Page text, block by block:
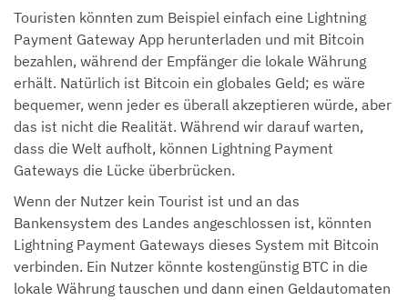
Touristen könnten zum Beispiel einfach eine Lightning
Payment Gateway App herunterladen und mit Bitcoin
bezahlen, während der Empfänger die lokale Währung
erhält. Natürlich ist Bitcoin ein globales Geld; es wäre
bequemer, wenn jeder es überall akzeptieren würde, aber
das ist nicht die Realität. Während wir darauf warten,
dass die Welt aufholt, können Lightning Payment
Gateways die Lücke überbrücken.
Wenn der Nutzer kein Tourist ist und an das
Bankensystem des Landes angeschlossen ist, könnten
Lightning Payment Gateways dieses System mit Bitcoin
verbinden. Ein Nutzer könnte kostengünstig BTC in die
lokale Währung tauschen und dann einen Geldautomaten